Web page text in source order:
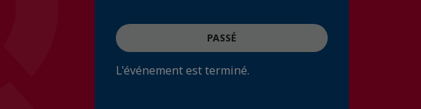
PASSÉ
L'événement est terminé.